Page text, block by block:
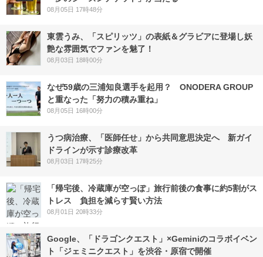
08月05日 17時48分
東雲うみ、「スピリッツ」の表紙＆グラビアに登場し妖
艶な雰囲気でファンを魅了！
08月03日 18時00分
なぜ59歳の三浦知良選手を起用？ ONODERA GROUP
と重なった「努力の積み重ね」
08月05日 16時00分
うつ病治療、「医師任せ」から共同意思決定へ 新ガイ
ドラインが示す診療改革
08月03日 17時25分
「帰宅後、冷蔵庫が空っぽ」旅行前後の食事に約5割がス
トレス 負担を減らす賢い方法
08月01日 20時33分
Google、「ドラゴンクエスト」×Geminiのコラボイベン
ト「ジェミニクエスト」を渋谷・原宿で開催